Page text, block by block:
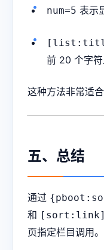
num=5 表示
[list:title
前 20 个字符
这种方法非常适
五、总结
通过
和 [sort:link]
页指定栏目调用。